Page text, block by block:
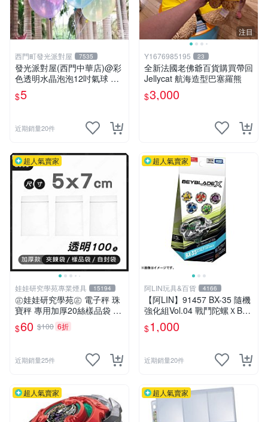
西門町發光派對屋 7535
發光派對屋(西門中華店)@彩
色透明水晶泡泡12吋氣球 透
明彩色氣球
$5
近期銷量20件
注目
Y1676985195 23
全新法國老佛爺百貨購買帶回
Jellycat 航海造型巴塞羅熊
$3,000
超人氣賣家
娃娃研究學苑專業煙具 15194
㊣娃娃研究學苑㊣ 電子秤 珠
寶秤 專用加厚20絲樣品袋 夾
鏈袋 5X7 (G051)
$60 $100 6折
近期銷量25件
超人氣賣家
阿LIN玩具&百貨 4166
【阿LIN】91457 BX-35 隨機
強化組Vol.04 戰鬥陀螺ＸBEY
BLADE X
$1,000
近期銷量20件
超人氣賣家 超人氣賣家